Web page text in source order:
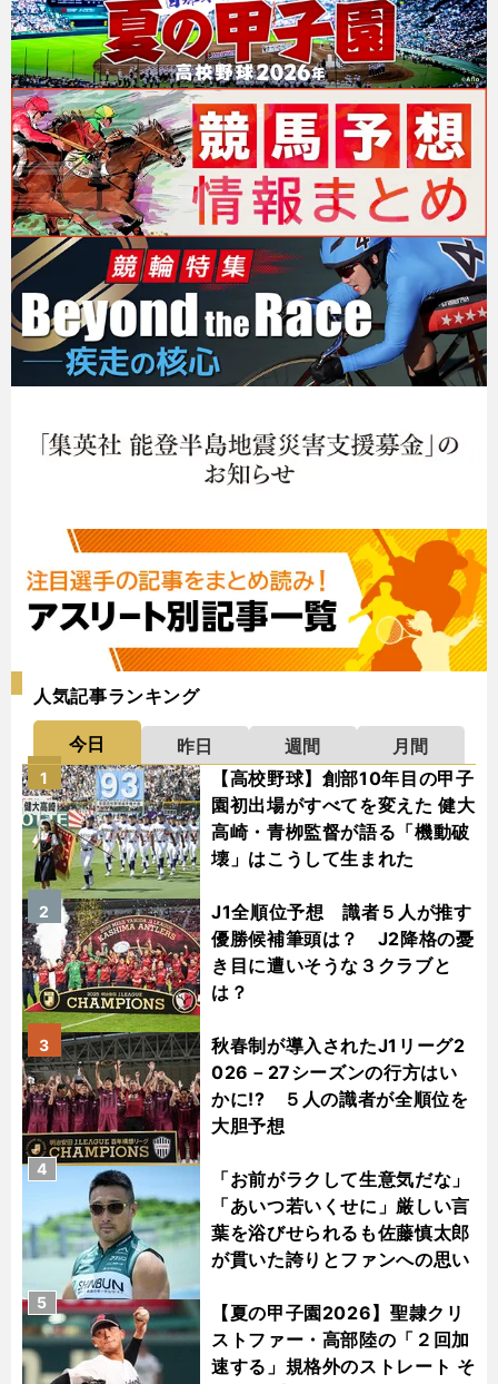
人気記事ランキング
今日 昨日 週間
月間
【高校野球】創部10年目の甲子
園初出場がすべてを変えた 健大
高崎・青栁監督が語る「機動破
壊」はこうして生まれた
1
J1全順位予想 識者５人が推す
優勝候補筆頭は？ J2降格の憂
き目に遭いそうな３クラブと
は？
2
秋春制が導入されたJ1リーグ2
026－27シーズンの行方はい
かに!? ５人の識者が全順位を
大胆予想
3
「お前がラクして生意気だな」
「あいつ若いくせに」厳しい言
葉を浴びせられるも佐藤慎太郎
が貫いた誇りとファンへの思い
4
【夏の甲子園2026】聖隷クリ
ストファー・高部陸の「２回加
速する」規格外のストレート そ
5